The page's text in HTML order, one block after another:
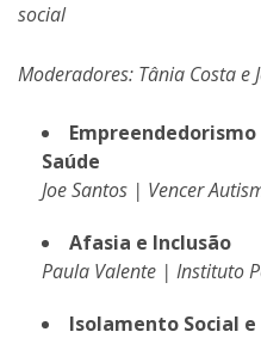
social
Moderadores: Tânia Costa e
Saúde
Joe Santos | Vencer
Afasia e Inclusão
Paula Valente | Instituto
Isolamento Social